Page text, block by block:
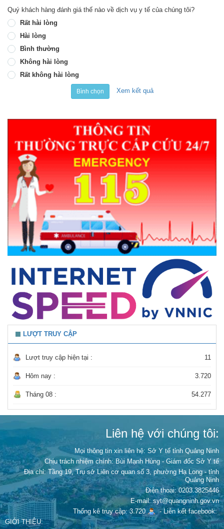
Quý khách hàng đánh giá thế nào về dịch vụ y tế của chúng tôi?
Rất hài lòng
Hài lòng
Bình thường
Không hài lòng
Rất không hài lòng
Bình chọn Xem kết quả
LƯỢT TRUY CẬP
Lượt truy cập hiện tại : 11
Hôm nay : 3.720
Tháng 08 : 54.277
Liên hệ với chúng tôi:
Mọi thông tin xin liên hệ: Sở Y tế tỉnh Quảng Ninh
Chịu trách nhiệm chính: Bùi Mạnh Hùng - Giám đốc Sở Y tế
Địa chỉ: Tầng 19, Trụ sở Liên cơ quan số 3, phường Hạ Long - tỉnh
Quảng Ninh
Điện thoại: 0203.3825446
E-mail: syt@quangninh.gov.vn
Thống kê truy cập: 3.720
-Liên kết facebook:
GIỚI THIỆU: